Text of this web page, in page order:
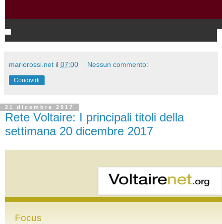
mariorossi.net il 07:00 Nessun commento:
Condividi
21 dicembre 2017
Rete Voltaire: I principali titoli della
settimana 20 dicembre 2017
Focus